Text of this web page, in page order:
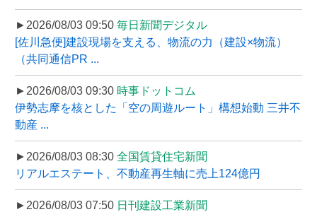
►2026/08/03 09:50 毎日新聞デジタル
[佐川急便]建設現場を支える、物流の力（建設×物流）
（共同通信PR ...
►2026/08/03 09:30 時事ドットコム
伊勢志摩を核とした「空の周遊ルート」構想始動 三井不
動産 ...
►2026/08/03 08:30 全国賃貸住宅新聞
リアルエステート、不動産再生軸に売上124億円
►2026/08/03 07:50 日刊建設工業新聞